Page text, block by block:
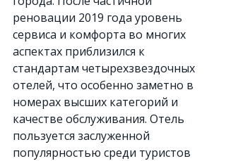
реновации 2019 года уровень
сервиса и комфорта во многих
аспектах приблизился к
стандартам четырехзвездочных
отелей, что особенно заметно в
номерах высших категорий и
качестве обслуживания. Отель
пользуется заслуженной
популярностью среди туристов